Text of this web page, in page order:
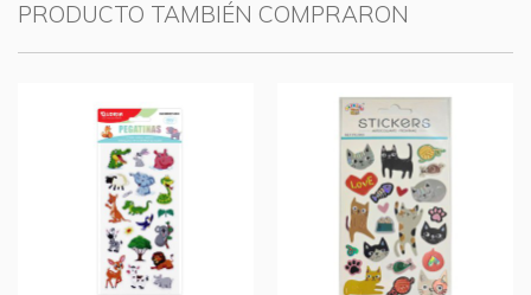
PRODUCTO TAMBIÉN COMPRARON